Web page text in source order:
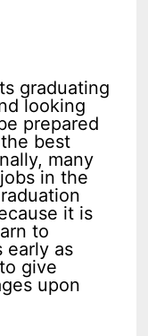
graduating
looking
prepared
best
many
in the
it is
to
early as
give
upon